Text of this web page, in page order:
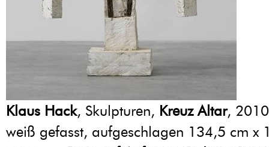
Klaus Hack, Skulpturen, Kreuz Altar,
weiß gefasst, aufgeschlagen 134,5 cm x